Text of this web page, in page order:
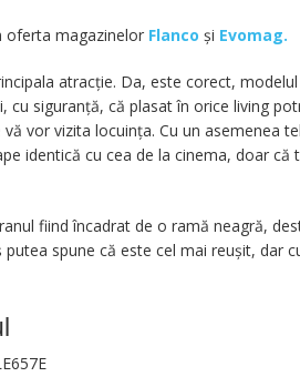
oferta magazinelor Flanco și Evomag.
atracţie. Da, este corect,
cu siguranţă, că plasat în orice living
vor vizita locuinţa. Cu un asemenea
identică cu cea de la cinema, doar că
fiind încadrat de o ramă neagră,
spune că este cel mai reușit, dar